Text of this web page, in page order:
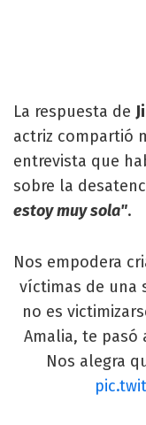
La respuesta de
actriz compartió
entrevista que
sobre la
estoy muy sola".
Nos empodera
víctimas de una
no es
Amalia, te pasó
Nos alegra